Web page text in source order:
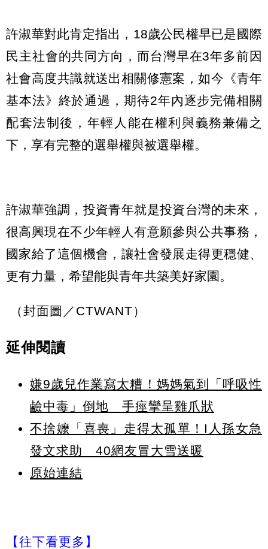
許淑華對此肯定指出，18歲公民權早已是國際
民主社會的共同方向，而台灣早在3年多前因
社會高度共識就送出相關修憲案，如今《青年
基本法》終於通過，期待2年內逐步完備相關
配套法制後，年輕人能在權利與義務兼備之
下，享有完整的選舉權與被選舉權。
許淑華強調，投資青年就是投資台灣的未來，
很高興現在不少年輕人有意願參與公共事務，
國家給了這個機會，讓社會發展走得更穩健、
更有力量，希望能與青年共築美好家園。
（封面圖／CTWANT）
延伸閱讀
嫌9歲兒作業寫太糟！媽媽氣到「呼吸性
鹼中毒」倒地 手痙攣呈雞爪狀
不捨嬤「喜喪」走得太孤單！I人孫女急
發文求助 40網友冒大雪送暖
原始連結
【往下看更多】